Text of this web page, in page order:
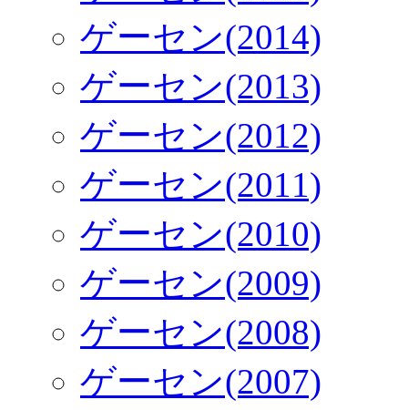
ゲーセン(2014)
ゲーセン(2013)
ゲーセン(2012)
ゲーセン(2011)
ゲーセン(2010)
ゲーセン(2009)
ゲーセン(2008)
ゲーセン(2007)